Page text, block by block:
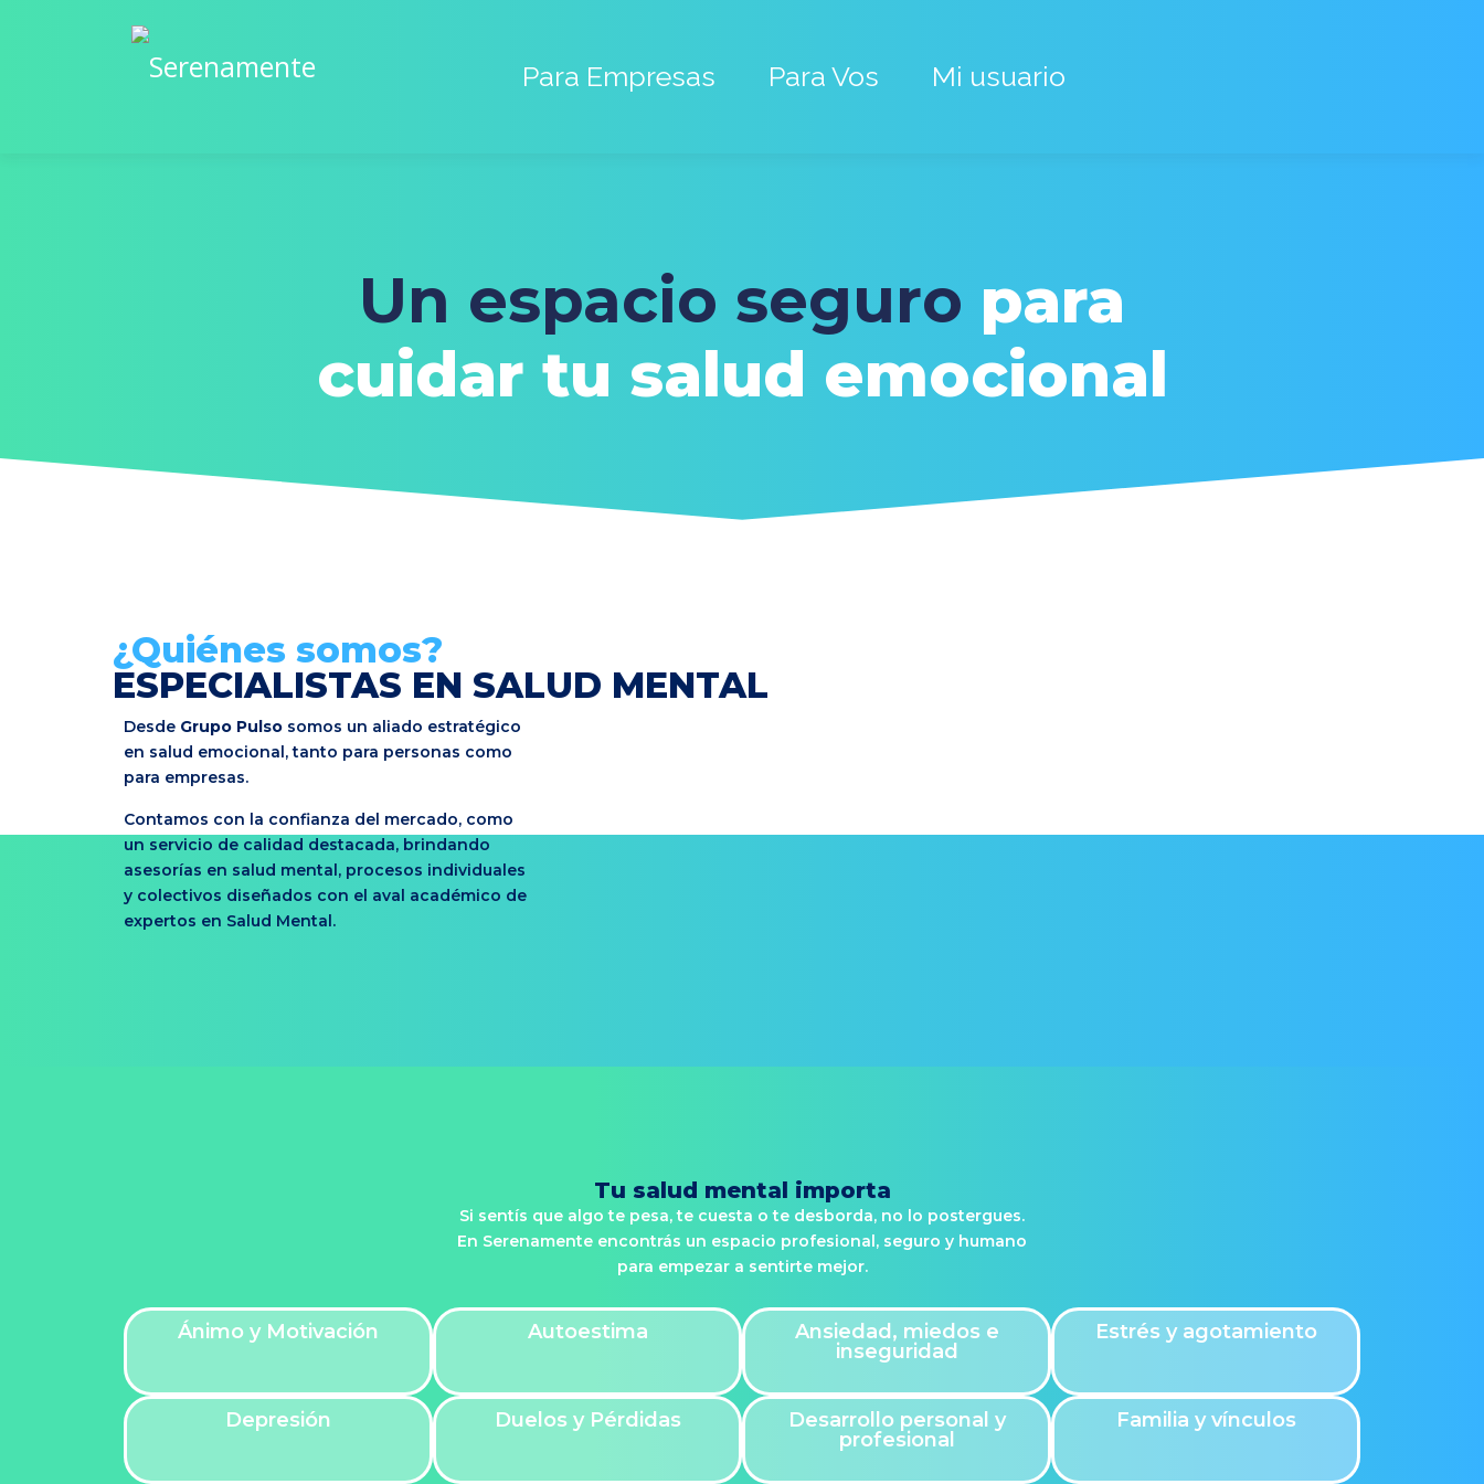
Para Empresas Para Vos Mi usuario
Un espacio seguro para
cuidar tu salud emocional
¿Quiénes somos?
ESPECIALISTAS EN SALUD MENTAL
Desde Grupo Pulso somos un aliado estratégico
en salud emocional, tanto para personas como
para empresas.
Contamos con la confianza del mercado, como
un servicio de calidad destacada, brindando
asesorías en salud mental, procesos individuales
y colectivos diseñados con el aval académico de
expertos en Salud Mental.
Tu salud mental importa
Si sentís que algo te pesa, te cuesta o te desborda, no lo postergues.
En Serenamente encontrás un espacio profesional, seguro y humano
para empezar a sentirte mejor.
Ánimo y Motivación Autoestima
Ansiedad, miedos e
inseguridad
Estrés y agotamiento
Depresión Duelos y Pérdidas
Desarrollo personal y
profesional
Familia y vínculos